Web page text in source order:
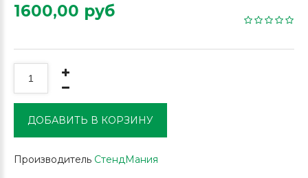
1600,00 руб
ДОБАВИТЬ В КОРЗИНУ
Производитель СтендМания